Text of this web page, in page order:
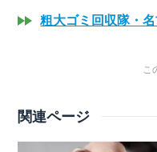
粗大ゴミ回収隊・
こ
関連ページ